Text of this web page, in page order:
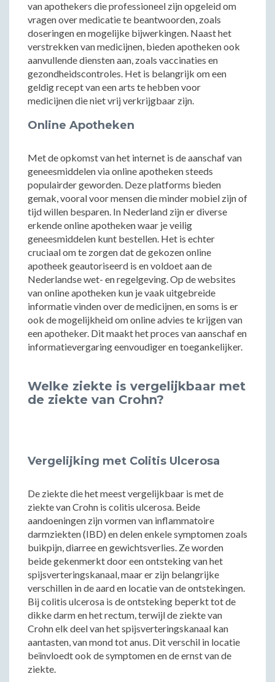
van apothekers die professioneel zijn opgeleid om
vragen over medicatie te beantwoorden, zoals
doseringen en mogelijke bijwerkingen. Naast het
verstrekken van medicijnen, bieden apotheken ook
aanvullende diensten aan, zoals vaccinaties en
gezondheidscontroles. Het is belangrijk om een
geldig recept van een arts te hebben voor
medicijnen die niet vrij verkrijgbaar zijn.
Online Apotheken
Met de opkomst van het internet is de aanschaf van
geneesmiddelen via online apotheken steeds
populairder geworden. Deze platforms bieden
gemak, vooral voor mensen die minder mobiel zijn of
tijd willen besparen. In Nederland zijn er diverse
erkende online apotheken waar je veilig
geneesmiddelen kunt bestellen. Het is echter
cruciaal om te zorgen dat de gekozen online
apotheek geautoriseerd is en voldoet aan de
Nederlandse wet- en regelgeving. Op de websites
van online apotheken kun je vaak uitgebreide
informatie vinden over de medicijnen, en soms is er
ook de mogelijkheid om online advies te krijgen van
een apotheker. Dit maakt het proces van aanschaf en
informatievergaring eenvoudiger en toegankelijker.
Welke ziekte is vergelijkbaar met
de ziekte van Crohn?
Vergelijking met Colitis Ulcerosa
De ziekte die het meest vergelijkbaar is met de
ziekte van Crohn is colitis ulcerosa. Beide
aandoeningen zijn vormen van inflammatoire
darmziekten (IBD) en delen enkele symptomen zoals
buikpijn, diarree en gewichtsverlies. Ze worden
beide gekenmerkt door een ontsteking van het
spijsverteringskanaal, maar er zijn belangrijke
verschillen in de aard en locatie van de ontstekingen.
Bij colitis ulcerosa is de ontsteking beperkt tot de
dikke darm en het rectum, terwijl de ziekte van
Crohn elk deel van het spijsverteringskanaal kan
aantasten, van mond tot anus. Dit verschil in locatie
beïnvloedt ook de symptomen en de ernst van de
ziekte.